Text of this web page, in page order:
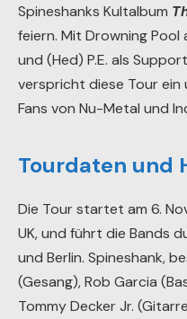
Spineshanks Kultalbum
feiern. Mit Drowning Pool
und (Hed) P.E. als
verspricht diese Tour ein
Fans von Nu-Metal und
Tourdaten und
Die Tour startet am 6.
UK, und führt die Bands
und Berlin. Spineshank,
(Gesang), Rob Garcia
Tommy Decker Jr.